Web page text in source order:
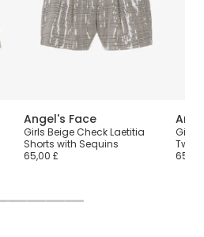
Angel's Face
Girls Beige Check Laetitia
Shorts with Sequins
65,00 £
Girls
65,00